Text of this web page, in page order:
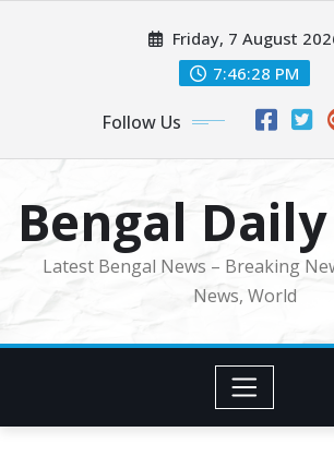
Friday, 7 August
7:46:30 PM
Follow Us
Bengal
Latest Bengal News – Breaking
News, World